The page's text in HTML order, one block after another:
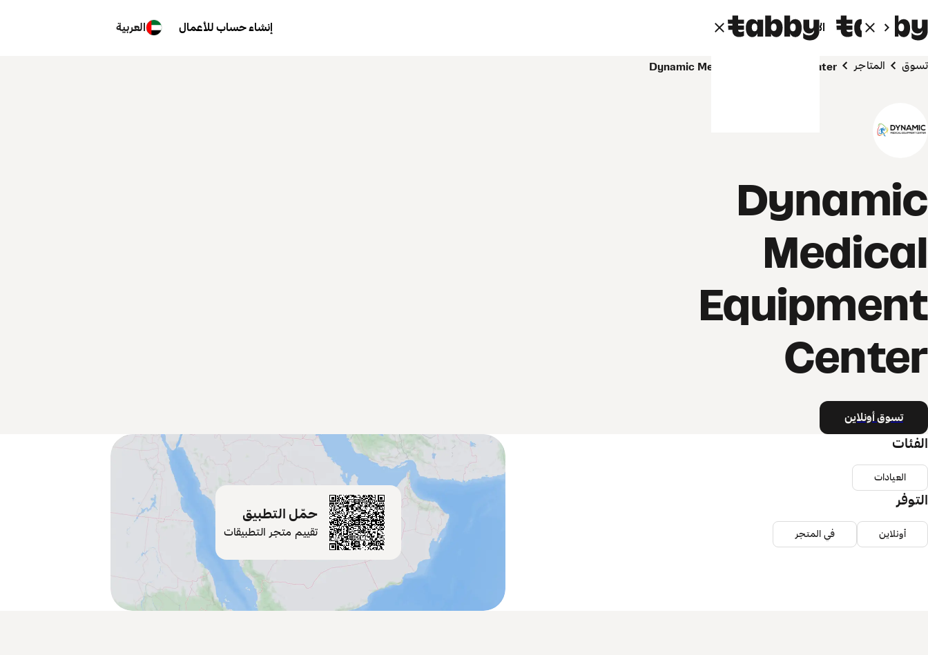
الأفراد الشركاء إنشاء حساب للأعمال العربية
تسوق المتاجر Dynamic Medical Equipment Center
Dynamic
Medical
Equipment
Center
تسوق أونلاين
حمّل التطبيق
تقييم متجر التطبيقات
الفئات
العيادات
التوفر
أونلاين في المتجر